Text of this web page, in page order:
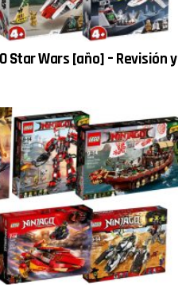
Star Wars [año] – Revisión y